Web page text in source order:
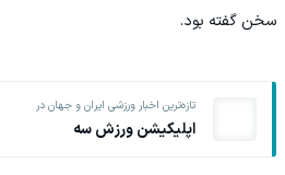
سخن گفته بود.
تازه‌ترین اخبار ورزشی ایران و جهان در
اپلیکیشن ورزش سه